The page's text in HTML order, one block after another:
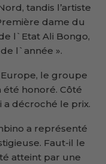
tandis l’artiste
dame du
l`Etat Ali Bongo,
l`année ».
Europe, le groupe
été honoré. Côté
a décroché le prix.
a représenté
Faut-il le
atteint par une